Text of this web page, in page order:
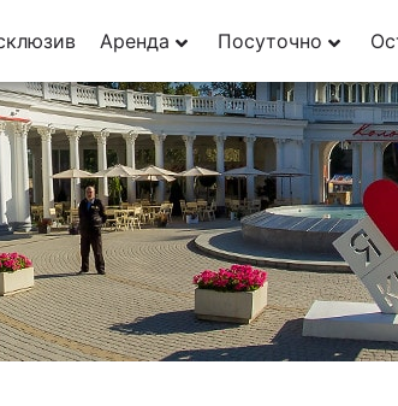
Аренда Посуточно